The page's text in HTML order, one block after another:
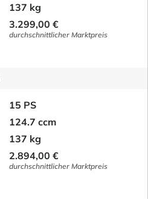
137 kg
3.299,00 €
durchschnittlicher Marktpreis
15 PS
124.7 ccm
137 kg
2.894,00 €
durchschnittlicher Marktpreis